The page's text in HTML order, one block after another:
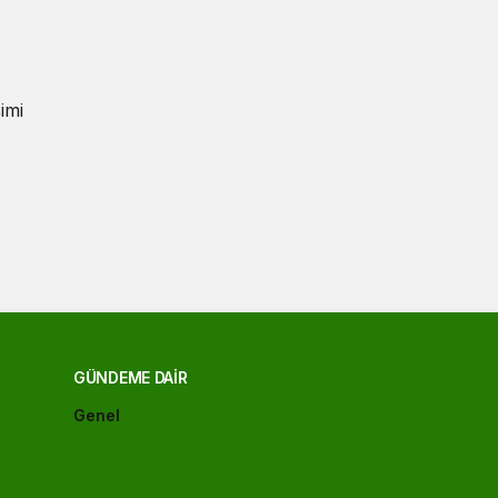
GÜNDEME DAIR
Genel